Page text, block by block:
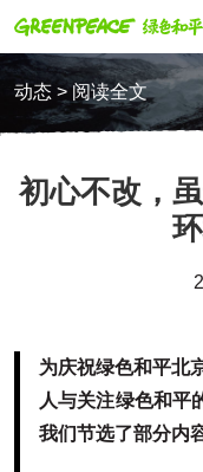
动态 > 阅读全文
初心不改，
为庆祝绿色和平北
人与关注绿色和平
我们节选了部分内